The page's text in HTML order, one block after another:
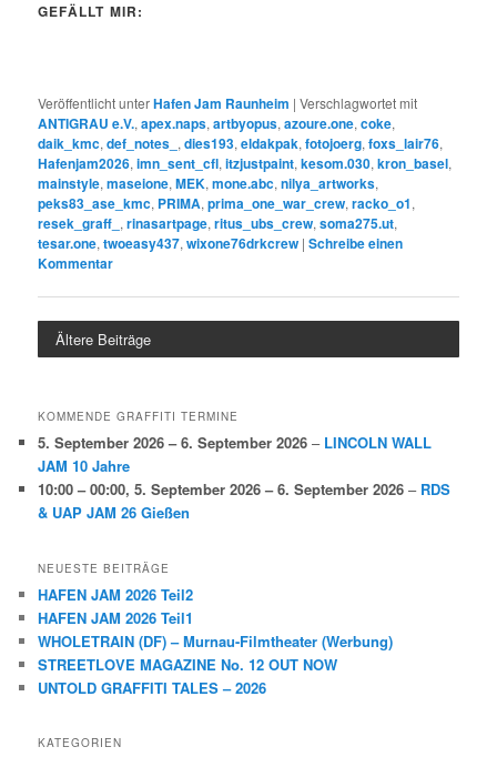
GEFÄLLT MIR:
Veröffentlicht unterHafen Jam Raunheim |Verschlagwortet mit
ANTIGRAU e.V.,apex.naps,artbyopus,azoure.one,coke,
daik_kmc,def_notes_ ,dies193,eldakpak,fotojoerg,foxs_lair76,
Hafenjam2026,imn_sent_cfl,itzjustpaint,kesom.030,kron_basel,
mainstyle,maseione,MEK,mone.abc,nilya_artworks,
peks83_ase_kmc, PRIMA,prima_one_war_crew,racko_o1,
resek_graff_ ,rinasartpage,ritus_ubs_crew,soma275.ut,
tesar.one,twoeasy437,wixone76drkcrew |Schreibe einen
Kommentar
Ältere Beiträge
KOMMENDE GRAFFITI TERMINE
5. September 2026 – 6. September 2026 – LINCOLN WALL
JAM 10 Jahre
10:00 – 00:00,5. September 2026 – 6. September 2026 – RDS
& UAP JAM 26 Gießen
NEUESTE BEITRÄGE
HAFEN JAM 2026 Teil2
HAFEN JAM 2026 Teil1
WHOLETRAIN (DF) – Murnau-Filmtheater (Werbung)
STREETLOVE MAGAZINE No. 12 OUT NOW
UNTOLD GRAFFITI TALES – 2026
KATEGORIEN